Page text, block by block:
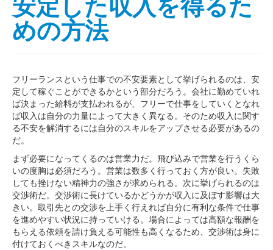
めの方法
フリーランスという仕事での不安要素として挙げられるのは、安
定して稼ぐことができるかという部分だろう。会社に勤めていれ
ば決まった給料が支払われるが、フリーで仕事をしていくとなれ
ば収入は自分の力量によって大きく異なる。そのため収入に関す
る不安を解消するには自分のスキルをアップさせる必要があるの
だ。
まず必要になってくるのは営業力だ。飛び込みで営業を行うくら
いの度胸は必須だろう。営業は数多く行っておく方が良い。失敗
しても挫けない精神力の強さが求められる。次に挙げられるのは
交渉術だ。交渉術に長けているかどうかが収入に及ぼす影響は大
きい。取引先との交渉を上手く行えれば自分に有利な条件で仕事
を進めやすい状況に持っていける。場合によっては高額な報酬を
もらえる依頼を請け負える可能性も高くなるため、交渉術は身に
付けておくべきスキルなのだ。